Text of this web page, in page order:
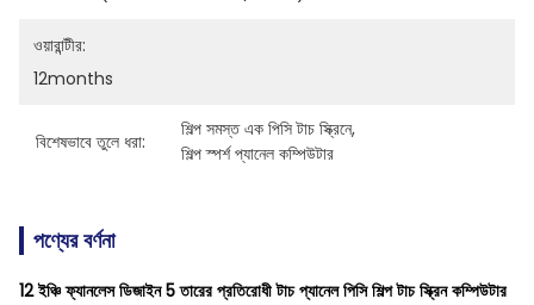
ওয়ারান্টীর:
12months
বিশেষভাবে তুলে ধরা:
শিল্প সমস্ত এক পিসি টাচ স্ক্রিনে,
শিল্প স্পর্শ প্যানেল কম্পিউটার
পণ্যের বর্ণনা
12 ইঞ্চি ফ্যানলেস ডিজাইন 5 তারের প্রতিরোধী টাচ প্যানেল পিসি শিল্প টাচ স্ক্রিন কম্পিউটার